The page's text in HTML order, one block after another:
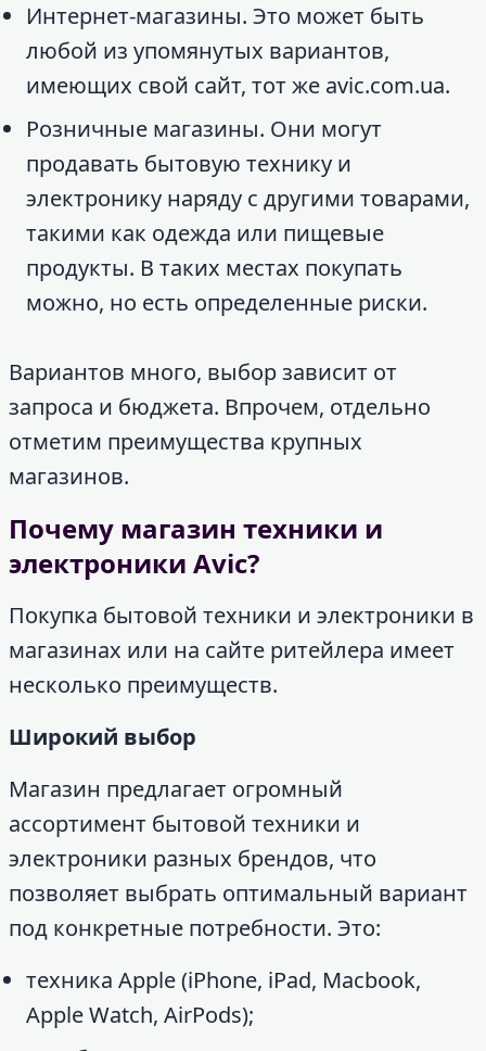
Интернет-магазины. Это может быть
любой из упомянутых вариантов,
имеющих свой сайт, тот же avic.com.ua.
Розничные магазины. Они могут
продавать бытовую технику и
электронику наряду с другими товарами,
такими как одежда или пищевые
продукты. В таких местах покупать
можно, но есть определенные риски.
Вариантов много, выбор зависит от
запроса и бюджета. Впрочем, отдельно
отметим преимущества крупных
магазинов.
Почему магазин техники и
электроники Avic?
Покупка бытовой техники и электроники в
магазинах или на сайте ритейлера имеет
несколько преимуществ.
Широкий выбор
Магазин предлагает огромный
ассортимент бытовой техники и
электроники разных брендов, что
позволяет выбрать оптимальный вариант
под конкретные потребности. Это:
техника Apple (iPhone, iPad, Macbook,
Apple Watch, AirPods);